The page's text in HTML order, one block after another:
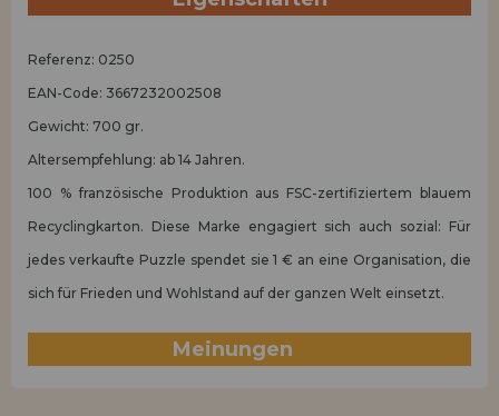
Referenz: 0250
EAN-Code: 3667232002508
Gewicht: 700 gr.
Altersempfehlung: ab 14 Jahren.
100 % französische Produktion aus FSC-zertifiziertem blauem
Recyclingkarton. Diese Marke engagiert sich auch sozial: Für
jedes verkaufte Puzzle spendet sie 1 € an eine Organisation, die
sich für Frieden und Wohlstand auf der ganzen Welt einsetzt.
Meinungen